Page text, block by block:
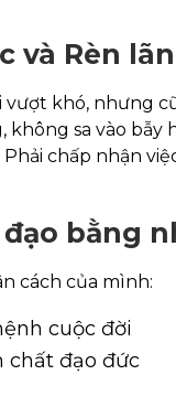
và Rèn
khó, nhưng
sa vào
chấp nhận
bằng
cách của mình:
cuộc đời
chất đạo đức